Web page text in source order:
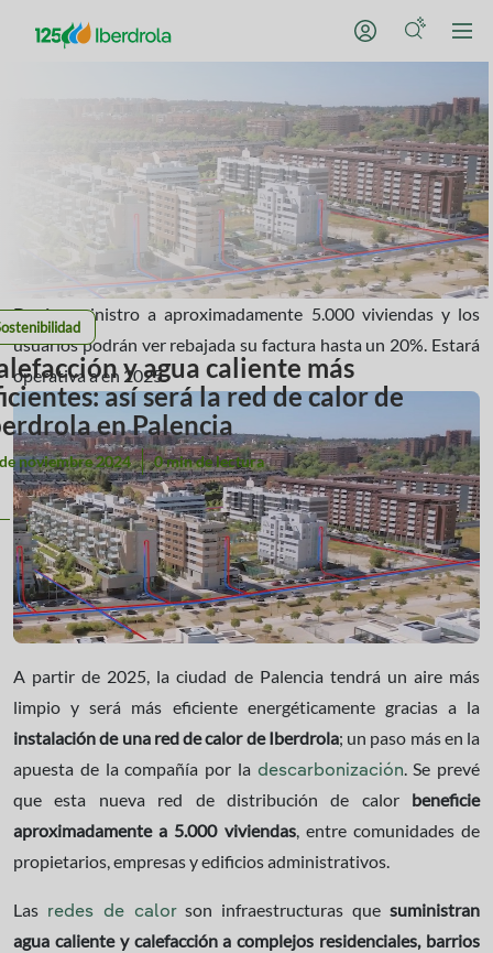
y agua caliente más
así será la red de calor de
en Palencia
noviembre 2024 0 min de lectura
Dará suministro a aproximadamente 5.000 viviendas y los
usuarios podrán ver rebajada su factura hasta un 20%. Estará
operativa a en 2025.
A partir de 2025, la ciudad de Palencia tendrá un aire más
limpio y será más eficiente energéticamente gracias a la
instalación de una red de calor de Iberdrola; un paso más en la
apuesta de la compañía por la descarbonización. Se prevé
que esta nueva red de distribución de calor beneficie
aproximadamente a 5.000 viviendas, entre comunidades de
propietarios, empresas y edificios administrativos.
Las redes de calorson infraestructuras quesuministran
agua caliente y calefacción a complejos residenciales, barrios